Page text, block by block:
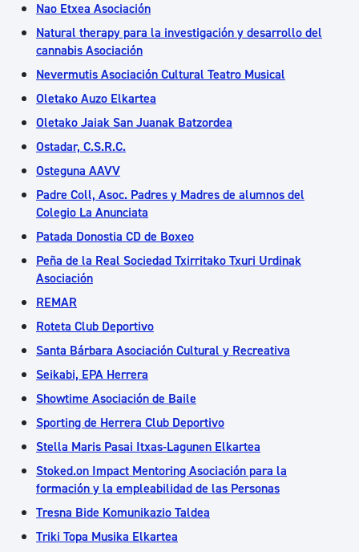
Nao Etxea Asociación
Natural therapy para la investigación y desarrollo del
cannabis Asociación
Nevermutis Asociación Cultural Teatro Musical
Oletako Auzo Elkartea
Oletako Jaiak San Juanak Batzordea
Ostadar, C.S.R.C.
Osteguna AAVV
Padre Coll, Asoc. Padres y Madres de alumnos del
Colegio La Anunciata
Patada Donostia CD de Boxeo
Peña de la Real Sociedad Txirritako Txuri Urdinak
Asociación
REMAR
Roteta Club Deportivo
Santa Bárbara Asociación Cultural y Recreativa
Seikabi, EPA Herrera
Showtime Asociación de Baile
Sporting de Herrera Club Deportivo
Stella Maris Pasai Itxas-Lagunen Elkartea
Stoked.on Impact Mentoring Asociación para la
formación y la empleabilidad de las Personas
Tresna Bide Komunikazio Taldea
Triki Topa Musika Elkartea